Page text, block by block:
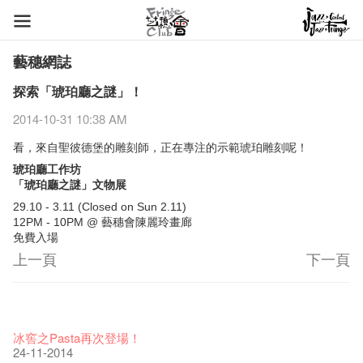
藝穗網誌
探索「琥珀廳之謎」！
2014-10-31 10:38 AM
看，來自聖彼德堡的雕刻師，正在專注​的​示範琥珀雕刻呢！
琥珀廳工作坊
「琥珀廳之謎」文物展
29.10 - 3.11 (Closed on Sun 2.11)
12PM - 10PM @ 藝穗會陳麗玲畫廊
免費入場
上一頁 下一頁
《藝穗節2025》記者招待會
We'll Survive!
暫停開放至二月二日
爵士時代II 大派對：塵世樂園
01-11-2017
24-07-2017
24-01-2017
16-11-2016
Colette’s?
19-10-2016
26-09-2016
08-07-2016
22-02-2016
27-11-2015
「百變素食」- Colette's 自助素食午餐
18-05-2015
山外山開幕！
11-03-2015
藝穗會—星期日的好去處!
03-02-2015
新年新景象:D
06-01-2015
與冰冰、Benny一起品嚐咖啡！
10-12-2014
冰​窖之Pasta再次登場！
24-11-2014